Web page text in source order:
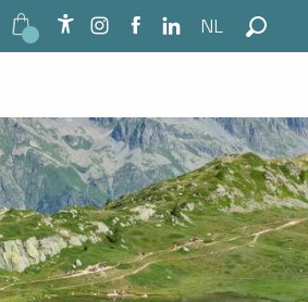
Accessibilité
NL
Zoek